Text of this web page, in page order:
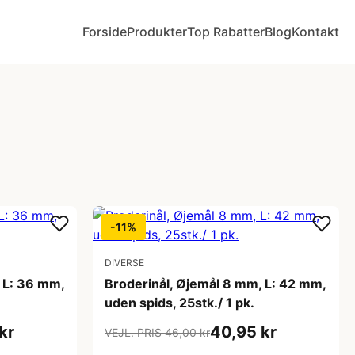
ForsideProdukterTop RabatterBlogKontakt
36 mm,
-11%
DIVERSE
Broderinål, Øjemål 8 mm, L: 42 mm,
uden spids, 25stk./ 1 pk.
VEJL. PRIS 46,00 kr40,95 kr